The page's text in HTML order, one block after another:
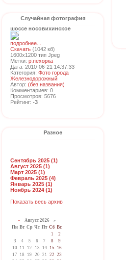
Случайная фотография
шоссе носовихинское
подробнее...
Скачать (1042 кб)
1600x1200 тип Jpeg
Метки: р.пехорка
Дата: 2010-06-21 14:37:33
Категория: Фото города
Железнодорожный
Автор: (без названия)
Комментариев: 0
Просмотров: 5676
Рейтинг: -3
Разное
Сентябрь 2025 (1)
Август 2025 (1)
Март 2025 (1)
Февраль 2025 (4)
Январь 2025 (1)
Ноябрь 2024 (1)
Показать весь архив
«Август 2026 »
Пн Вт Ср Чт Пт Сб Вс
1
2
3
4 5 6 7 8
9
10
11 12 13 14 15
16
17
18 19 20 21 22 23